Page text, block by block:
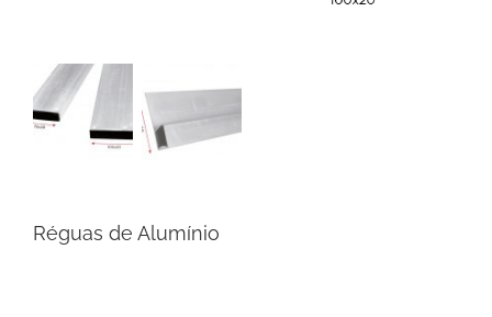
Réguas de Alumínio